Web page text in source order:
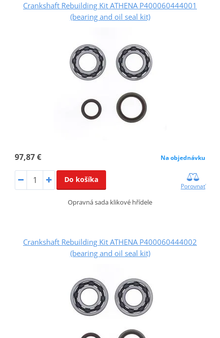
Crankshaft Rebuilding Kit ATHENA P400060444001
(bearing and oil seal kit)
97,87 € Na objednávku
Do košíka
Porovnať
Opravná sada klikové hřídele
Crankshaft Rebuilding Kit ATHENA P400060444002
(bearing and oil seal kit)